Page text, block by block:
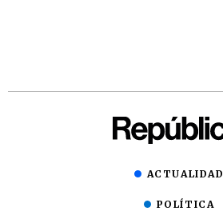
ACTUALIDAD
POLÍTICA